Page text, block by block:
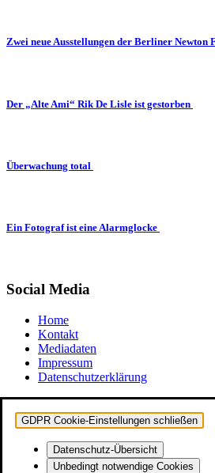
Zwei neue Ausstellungen der Berliner Newton
Der „Alte Ami“ Rik De Lisle ist gestorben
Überwachung total
Ein Fotograf ist eine Alarmglocke
Social Media
Home
Kontakt
Mediadaten
Impressum
Datenschutzerklärung
GDPR Cookie-Einstellungen schließen
Datenschutz-Übersicht
Unbedingt notwendige Cookies